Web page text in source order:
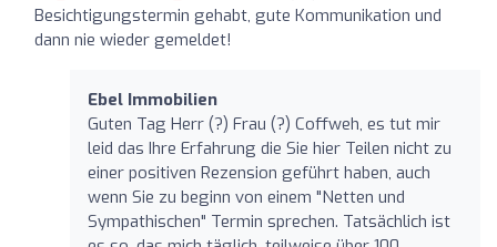
Besichtigungstermin gehabt, gute Kommunikation und
dann nie wieder gemeldet!
Ebel Immobilien
Guten Tag Herr (?) Frau (?) Coffweh, es tut mir
leid das Ihre Erfahrung die Sie hier Teilen nicht zu
einer positiven Rezension geführt haben, auch
wenn Sie zu beginn von einem "Netten und
Sympathischen" Termin sprechen. Tatsächlich ist